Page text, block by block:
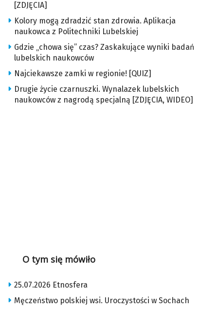
[ZDJĘCIA]
Kolory mogą zdradzić stan zdrowia. Aplikacja
naukowca z Politechniki Lubelskiej
Gdzie „chowa się” czas? Zaskakujące wyniki badań
lubelskich naukowców
Najciekawsze zamki w regionie! [QUIZ]
Drugie życie czarnuszki. Wynalazek lubelskich
naukowców z nagrodą specjalną [ZDJĘCIA, WIDEO]
O tym się mówiło
25.07.2026 Etnosfera
Męczeństwo polskiej wsi. Uroczystości w Sochach